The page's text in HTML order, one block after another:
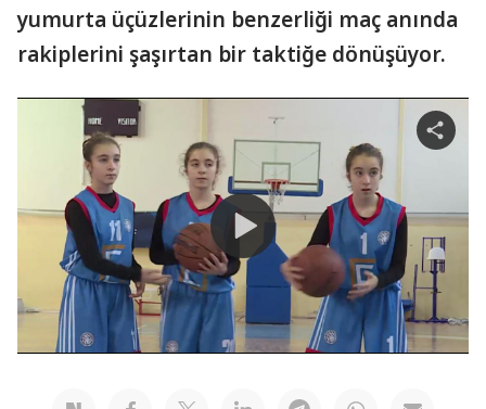
yumurta üçüzlerinin benzerliği maç anında
rakiplerini şaşırtan bir taktiğe dönüşüyor.
Play
Video
Share
video